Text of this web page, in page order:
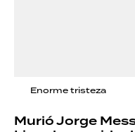
Enorme tristeza
Murió Jorge